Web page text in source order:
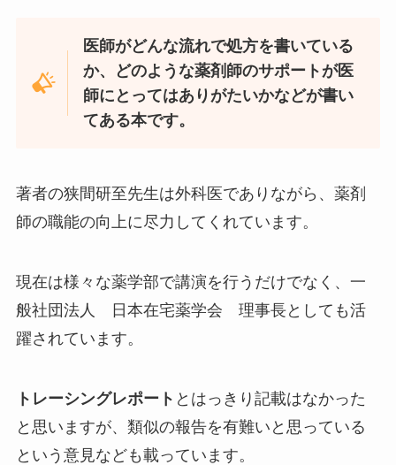
医師がどんな流れで処方を書いている
か、どのような薬剤師のサポートが医
師にとってはありがたいかなどが書い
てある本です。
著者の狭間研至先生は外科医でありながら、薬剤
師の職能の向上に尽力してくれています。
現在は様々な薬学部で講演を行うだけでなく、一
般社団法人 日本在宅薬学会 理事長としても活
躍されています。
トレーシングレポート とはっきり記載はなかった
と思いますが、類似の報告を有難いと思っている
という意見なども載っています。